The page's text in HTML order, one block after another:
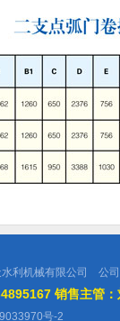
水利机械有限公司 公
销售主管
号-2